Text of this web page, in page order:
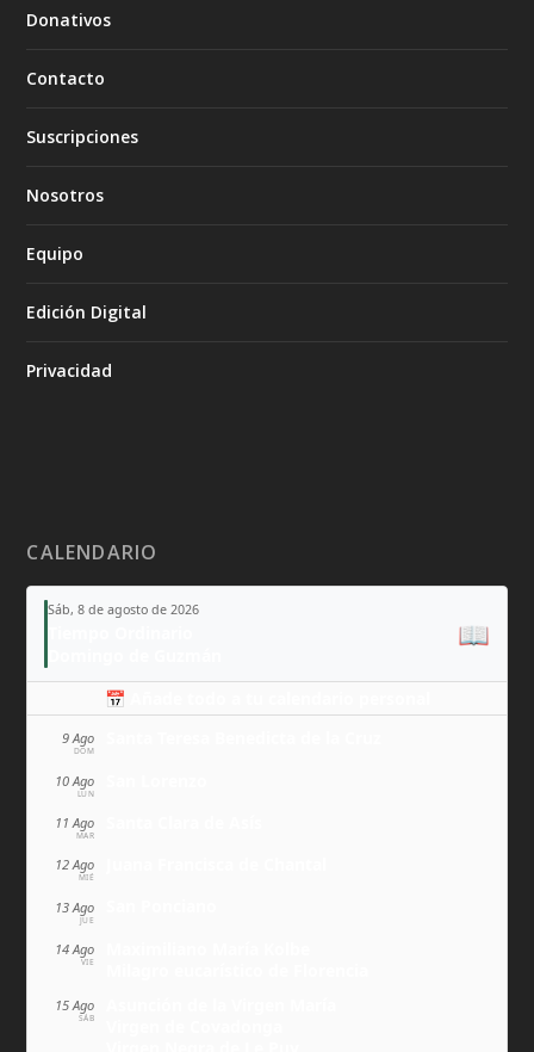
Donativos
Contacto
Suscripciones
Nosotros
Equipo
Edición Digital
Privacidad
CALENDARIO
Sáb, 8 de agosto de 2026
📖
📅 Añade todo a tu calendario personal
9 Ago
DOM
10 Ago
LUN
11 Ago
MAR
12 Ago
MIÉ
13 Ago
JUE
14 Ago
VIE
15 Ago
SÁB